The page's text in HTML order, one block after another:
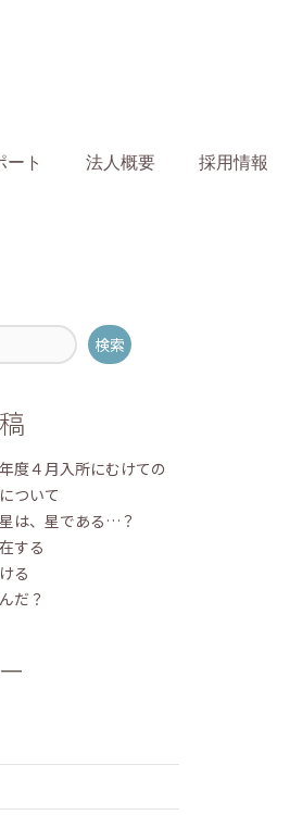
ート 法人概要 採用情報
検索
度４月入所にむけての
ついて
は、星である…？
する
る
だ？